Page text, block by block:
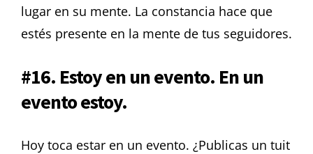
lugar en su mente. La constancia hace que
estés presente en la mente de tus seguidores.
#16. Estoy en un evento. En un
evento estoy.
Hoy toca estar en un evento. ¿Publicas un tuit